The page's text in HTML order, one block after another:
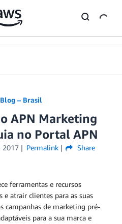
– Brasil
APN Marketing
no Portal APN
2017 Permalink Share
ferramentas e recursos
e atrair clientes para as suas
campanhas de marketing pré-
para a sua marca e